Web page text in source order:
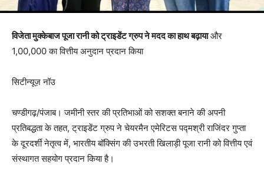
विजेता मुक्केबाज पूजा रानी को ट्राइडेंट ग्रुप ने मदद का हाथ बढ़ायाऔर
1,00,000 का वित्तीय अनुदान प्रदान किया
सिटीन्यूज़ नॉउ
चण्डीगढ़/पंजाब। जमीनी स्तर की प्रतिभाओं को सशक्त बनाने की अपनी
प्रतिबद्धता के तहत, ट्राइडेंट ग्रुप ने चेयरमैन एमेरिटस पद्मश्री राजिंदर गुप्ता
के दूरदर्शी नेतृत्व में, भारतीय बॉक्सिंग की उभरती खिलाड़ी पूजा रानी को वित्तीय एवं
संस्थागत सहयोग प्रदान किया है।